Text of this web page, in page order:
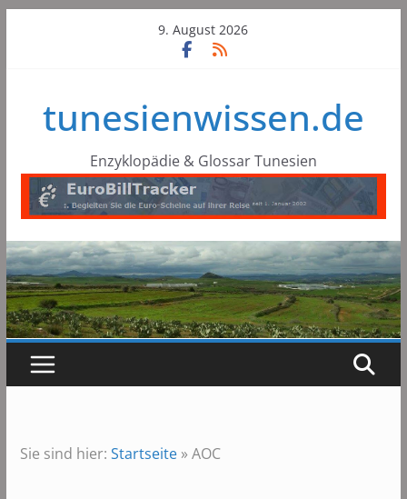
9. August 2026
tunesienwissen.de
Enzyklopädie & Glossar Tunesien
Sie sind hier: Startseite»AOC